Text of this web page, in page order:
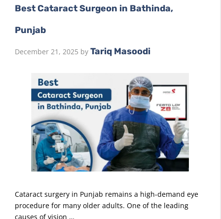
Best Cataract Surgeon in Bathinda,
Punjab
December 21, 2025 by Tariq Masoodi
Cataract surgery in Punjab remains a high-demand eye
procedure for many older adults. One of the leading
causes of vision …